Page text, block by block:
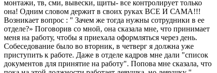
монтажи, тв, сми, вывески, щиты- все контролирует только
она! Одним словом держит в своих руках ВСЕ И САМА!!!
Возникает вопрос : " Зачем же тогда нужны сотрудники в ее
отделе?» Поговорив со мной, она сказала мне, что принимает
меня на работу, чтобы я приехала оформляться через день.
Собеседование было во вторник, в четверг я должна уже
приступить к работе. Даже в отделе кадров мне дали "список
документов для принятие на работу". Попова мне сказала, что